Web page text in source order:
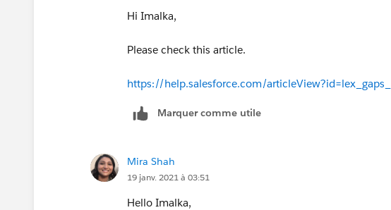
Hi Imalka,
Please check this article.
https://help.salesforce.com/
Marquer comme utile
Mira Shah
19 janv. 2021 à 03:51
Hello Imalka,